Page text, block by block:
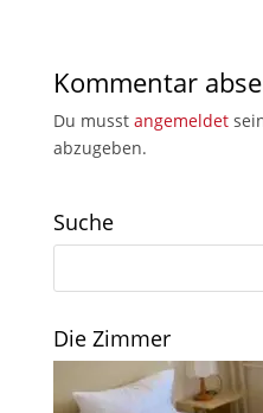
Kommentar
Du musst angemeldet
abzugeben.
Suche
Die Zimmer